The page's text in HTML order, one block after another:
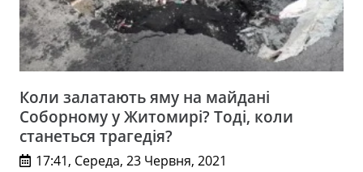
Коли залатають яму на майдані
Соборному у Житомирі? Тоді, коли
станеться трагедія?
17:41, Середа, 23 Червня, 2021